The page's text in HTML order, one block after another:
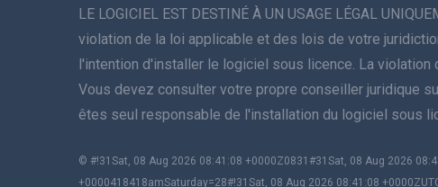
LE LOGICIEL EST DESTINÉ À UN USAGE LÉGAL
violation de la loi applicable et des lois de votre
l'intention d'installer le logiciel sous licence. La
Vous devez consulter votre propre conseiller juridique
êtes seul responsable de l'installation du logiciel sous
© #!31Sat, 08 Aug 2026 08:41:08 +0000Z0831#31Sat, 08 Aug 2026
+0000418418amSaturday=28#!31Sat, 08 Aug 2026 08:41:08